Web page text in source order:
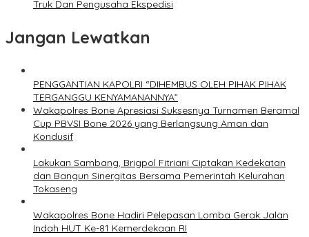
Truk Dan Pengusaha Ekspedisi
Jangan Lewatkan
PENGGANTIAN KAPOLRI “DIHEMBUS OLEH PIHAK PIHAK
TERGANGGU KENYAMANANNYA”
Wakapolres Bone Apresiasi Suksesnya Turnamen Beramal
Cup PBVSI Bone 2026 yang Berlangsung Aman dan
Kondusif
Lakukan Sambang, Brigpol Fitriani Ciptakan Kedekatan
dan Bangun Sinergitas Bersama Pemerintah Kelurahan
Tokaseng
Wakapolres Bone Hadiri Pelepasan Lomba Gerak Jalan
Indah HUT Ke-81 Kemerdekaan RI